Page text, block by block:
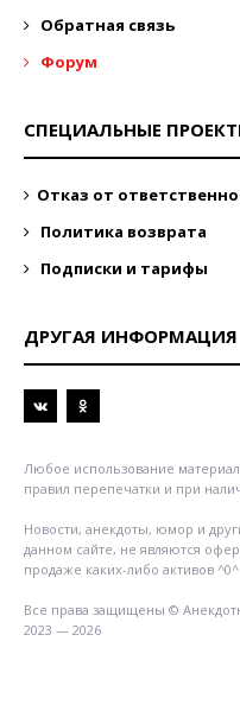
Обратная связь
Форум
СПЕЦИАЛЬНЫЕ
Отказ от
Политика возврата
Подписки и тарифы
ДРУГАЯ ИНФОРМАЦИЯ
Любое использование
правил перепечатки и при
Новости, анекдоты, юмор и
данном сайте, не являются
продаже каких-либо активов ^0^
Все права защищены ©
2023 — 2026